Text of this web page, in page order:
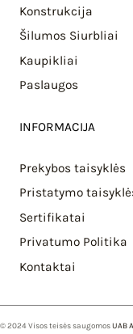
Konstrukcija
Šilumos Siurbliai
Kaupikliai
Paslaugos
INFORMACIJA
Prekybos taisyklės
Pristatymo
Sertifikatai
Privatumo Politika
Kontaktai
© 2024 Visos teisės saugomosUAB